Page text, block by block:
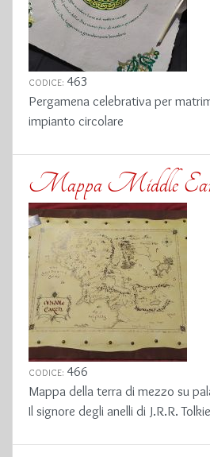
CODICE: 463
Pergamena celebrativa per
impianto circolare
Mappa Middle
CODICE: 466
Mappa della terra di mezzo su
Il signore degli anelli di J.R.R.